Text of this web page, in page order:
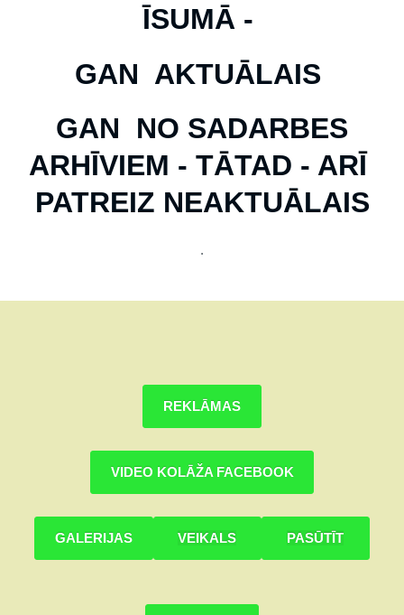
ĪSUMĀ -
GAN AKTUĀLAIS
GAN NO SADARBES
ARHĪVIEM - TĀTAD - ARĪ
PATREIZ NEAKTUĀLAIS
.
REKLĀMAS
VIDEO KOLĀŽAFACEBOOK
GALERIJAS VEIKALS PASŪTĪT